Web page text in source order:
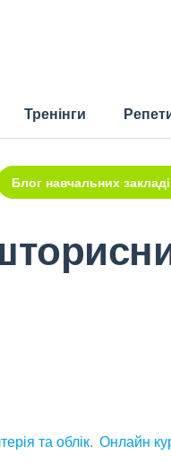
Тренінги
Блог навчальних
та облік Онлайн